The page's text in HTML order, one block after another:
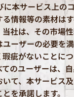
に本サービス上の
情報等の素材は
社は、その市場
ーザーの必要を
疵がないことに
のユーザーは、
て、本サービス
とを承諾します。